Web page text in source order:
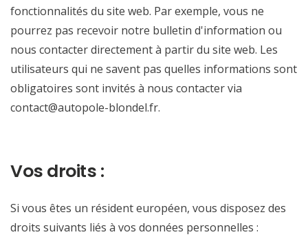
fonctionnalités du site web. Par exemple, vous ne
pourrez pas recevoir notre bulletin d'information ou
nous contacter directement à partir du site web. Les
utilisateurs qui ne savent pas quelles informations sont
obligatoires sont invités à nous contacter via
contact@autopole-blondel.fr.
Vos droits :
Si vous êtes un résident européen, vous disposez des
droits suivants liés à vos données personnelles :